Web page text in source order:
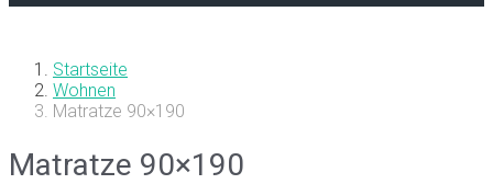
Startseite
Wohnen
Matratze 90×190
Matratze 90×190